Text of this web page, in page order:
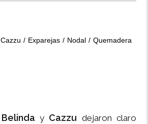
Cazzu Exparejas Nodal
Quemadera
y Cazzu dejaron claro